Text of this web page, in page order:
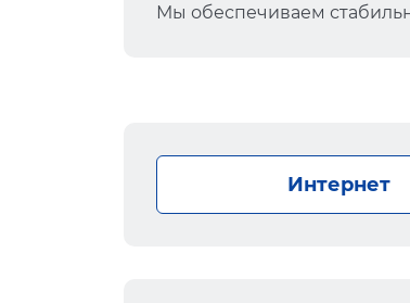
Мы обеспечиваем
Интернет